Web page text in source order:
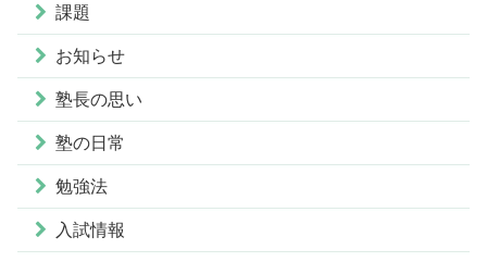
課題
お知らせ
塾長の思い
塾の日常
勉強法
入試情報